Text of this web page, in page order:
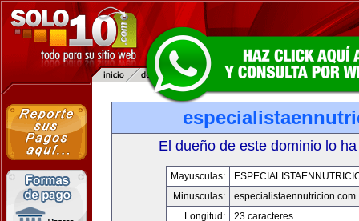
El dueño de este dominio lo
Mayusculas:
Minusculas:
especialistaennutricion.com
Longitud:
23 caracteres